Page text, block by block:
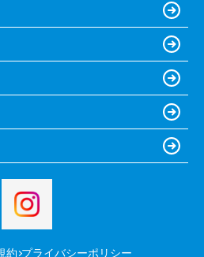
約 プライバシーポリシー